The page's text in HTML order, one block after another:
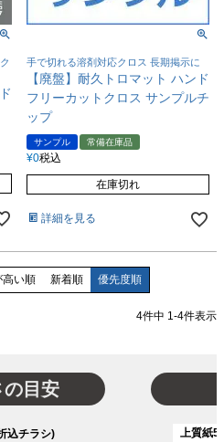
手で切れる溶剤対応クロス 長期掲示に
【廃盤】耐久トロマット ハンド
フリーカットクロス サンプルチ
ップ
サンプル 常備在庫品
¥0税込
在庫切れ
詳細を見る
高い順 新着順 優先度順
4件中 1-4件表示
の目安
込チラシ) 上質紙